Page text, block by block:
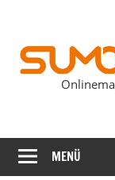
springen
MENÜ